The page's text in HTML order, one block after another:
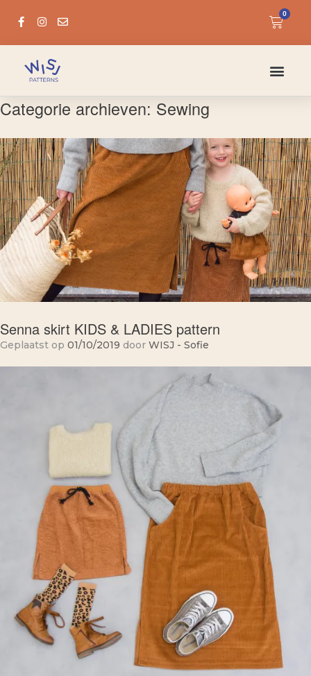
0
Categorie archieven: Sewing
Senna skirt KIDS & LADIES pattern
Geplaatst op 01/10/2019 door WISJ - Sofie